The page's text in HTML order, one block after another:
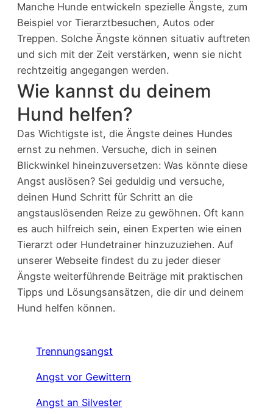
Manche Hunde entwickeln spezielle Ängste, zum
Beispiel vor Tierarztbesuchen, Autos oder
Treppen. Solche Ängste können situativ auftreten
und sich mit der Zeit verstärken, wenn sie nicht
rechtzeitig angegangen werden.
Wie kannst du deinem
Hund helfen?
Das Wichtigste ist, die Ängste deines Hundes
ernst zu nehmen. Versuche, dich in seinen
Blickwinkel hineinzuversetzen: Was könnte diese
Angst auslösen? Sei geduldig und versuche,
deinen Hund Schritt für Schritt an die
angstauslösenden Reize zu gewöhnen. Oft kann
es auch hilfreich sein, einen Experten wie einen
Tierarzt oder Hundetrainer hinzuzuziehen. Auf
unserer Webseite findest du zu jeder dieser
Ängste weiterführende Beiträge mit praktischen
Tipps und Lösungsansätzen, die dir und deinem
Hund helfen können.
Trennungsangst
Angst vor Gewittern
Angst an Silvester